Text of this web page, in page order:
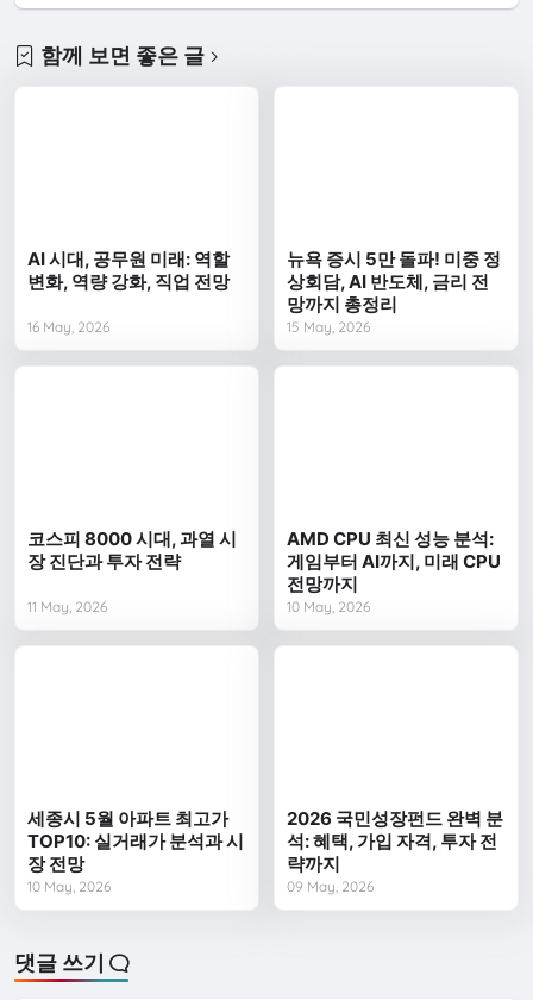
함께 보면 좋은 글
AI 시대, 공무원 미래: 역할
변화, 역량 강화, 직업 전망
16 May, 2026
뉴욕 증시 5만 돌파! 미중 정
상회담, AI 반도체, 금리 전
망까지 총정리
15 May, 2026
코스피 8000 시대, 과열 시
장 진단과 투자 전략
11 May, 2026
AMD CPU 최신 성능 분석:
게임부터 AI까지, 미래 CPU
전망까지
10 May, 2026
세종시 5월 아파트 최고가
TOP10: 실거래가 분석과 시
장 전망
10 May, 2026
2026 국민성장펀드 완벽 분
석: 혜택, 가입 자격, 투자 전
략까지
09 May, 2026
댓글 쓰기